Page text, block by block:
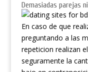
Demasiadas parejas
En caso de que
preguntando a las
repeticion realizan
seguramente la